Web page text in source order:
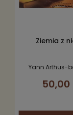
Ziemia z
Yann Arthus-
50,00